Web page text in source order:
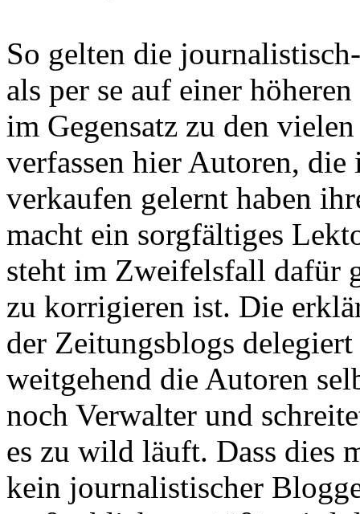
So gelten die
als per se auf einer
im Gegensatz zu den
verfassen hier Autoren,
verkaufen gelernt haben
macht ein sorgfältiges
steht im Zweifelsfall dafür
zu korrigieren ist. Die
der Zeitungsblogs
weitgehend die Autoren
noch Verwalter und
es zu wild läuft. Dass dies
kein journalistischer